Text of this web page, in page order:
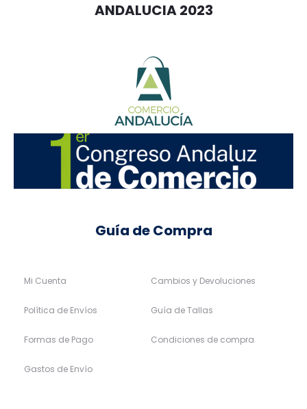
ANDALUCIA 2023
Guía de Compra
Mi Cuenta
Política de Envíos
Formas de Pago
Gastos de Envío
Cambios y Devoluciones
Guía de Tallas
Condiciones de compra